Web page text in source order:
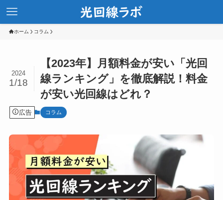
ホーム コラム
【2023年】月額料金が安い「光回
線ランキング」を徹底解説！料金
が安い光回線はどれ？
2024
1/18
広告 コラム